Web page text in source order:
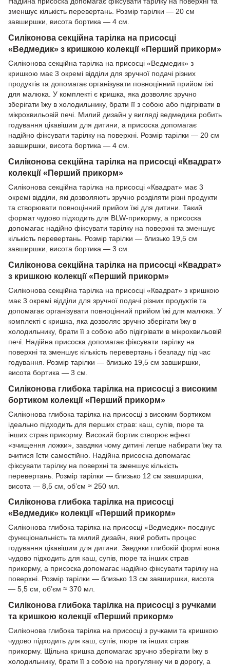
зменшує кількість перевертань. Розмір тарілки — 20 см
завширшки, висота бортика — 4 см.
Силіконова секційна тарілка на присосці
«Ведмедик» з кришкою колекції «Перший прикорм»
Силіконова секційна тарілка на присосці «Ведмедик» з
кришкою має 3 окремі відділи для зручної подачі різних
продуктів та допомагає організувати повноцінний прийом їжі
для малюка. У комплекті є кришка, яка дозволяє зручно
зберігати їжу в холодильнику, брати її з собою або підігрівати в
мікрохвильовій печі. Милий дизайн у вигляді ведмедика робить
годування цікавішим для дитини, а присоска допомагає
надійно фіксувати тарілку на поверхні. Розмір тарілки — 20 см
завширшки, висота бортика — 4 см.
Силіконова секційна тарілка на присосці «Квадрат»
колекції «Перший прикорм»
Силіконова секційна тарілка на присосці «Квадрат» має 3
окремі відділи, які дозволяють зручно розділяти різні продукти
та створювати повноцінний прийом їжі для дитини. Такий
формат чудово підходить для BLW-прикорму, а присоска
допомагає надійно фіксувати тарілку на поверхні та зменшує
кількість перевертань. Розмір тарілки — близько 19,5 см
завширшки, висота бортика — 3 см.
Силіконова секційна тарілка на присосці «Квадрат»
з кришкою колекції «Перший прикорм»
Силіконова секційна тарілка на присосці «Квадрат» з кришкою
має 3 окремі відділи для зручної подачі різних продуктів та
допомагає організувати повноцінний прийом їжі для малюка. У
комплекті є кришка, яка дозволяє зручно зберігати їжу в
холодильнику, брати її з собою або підігрівати в мікрохвильовій
печі. Надійна присоска допомагає фіксувати тарілку на
поверхні та зменшує кількість перевертань і безладу під час
годування. Розмір тарілки — близько 19,5 см завширшки,
висота бортика — 3 см.
Силіконова глибока тарілка на присосці з високим
бортиком колекції «Перший прикорм»
Силіконова глибока тарілка на присосці з високим бортиком
ідеально підходить для перших страв: каш, супів, пюре та
інших страв прикорму. Високий бортик створює ефект
«зчищення ложки», завдяки чому дитині легше набирати їжу та
вчитися їсти самостійно. Надійна присоска допомагає
фіксувати тарілку на поверхні та зменшує кількість
перевертань. Розмір тарілки — близько 12 см завширшки,
висота — 8,5 см, об’єм ≈ 250 мл.
Силіконова глибока тарілка на присосці
«Ведмедик» колекції «Перший прикорм»
Силіконова глибока тарілка на присосці «Ведмедик» поєднує
функціональність та милий дизайн, який робить процес
годування цікавішим для дитини. Завдяки глибокій формі вона
чудово підходить для каш, супів, пюре та інших страв
прикорму, а присоска допомагає надійно фіксувати тарілку на
поверхні. Розмір тарілки — близько 13 см завширшки, висота
— 5,5 см, об’єм ≈ 370 мл.
Силіконова глибока тарілка на присосці з ручками
та кришкою колекції «Перший прикорм»
Силіконова глибока тарілка на присосці з ручками та кришкою
чудово підходить для каш, супів, пюре та інших страв
прикорму. Щільна кришка допомагає зручно зберігати їжу в
холодильнику, брати її з собою на прогулянку чи в дорогу, а